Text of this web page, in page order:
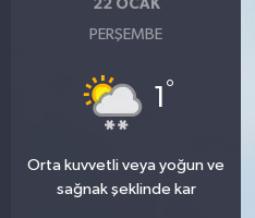
22 OCAK
PERŞEMBE
1 °
Orta kuvvetli veya yoğun ve
sağnak şeklinde kar